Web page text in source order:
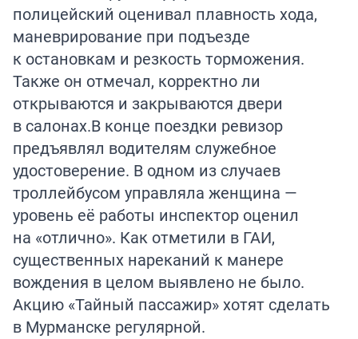
полицейский оценивал плавность хода,
маневрирование при подъезде
к остановкам и резкость торможения.
Также он отмечал, корректно ли
открываются и закрываются двери
в салонах.В конце поездки ревизор
предъявлял водителям служебное
удостоверение. В одном из случаев
троллейбусом управляла женщина —
уровень её работы инспектор оценил
на «отлично». Как отметили в ГАИ,
существенных нареканий к манере
вождения в целом выявлено не было.
Акцию «Тайный пассажир» хотят сделать
в Мурманске регулярной.